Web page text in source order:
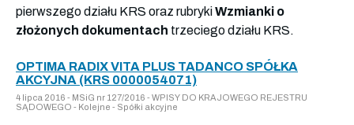
pierwszego działu KRS oraz rubrykiWzmianki o
złożonych dokumentach trzeciego działu KRS.
OPTIMA RADIX VITA PLUS TADANCO SPÓŁKA
AKCYJNA (KRS 0000054071)
4 lipca 2016 - MSiG nr 127/2016 - WPISY DO KRAJOWEGO REJESTRU
SĄDOWEGO - Kolejne - Spółki akcyjne